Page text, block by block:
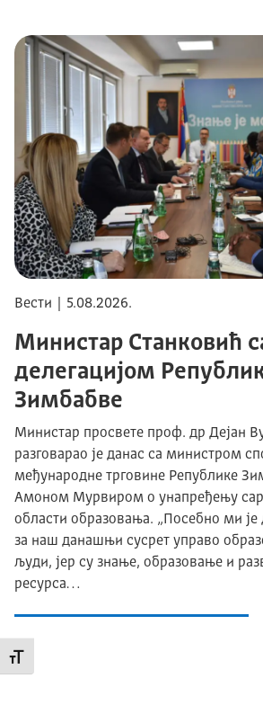
Промени величину слова
Вести | 5.08.2026.
Министар Станковић
делегацијом
Зимбабве
Министар просвете проф. др Дејан
разговарао је данас са министром
међународне трговине Републике
Амоном Мурвиром о унапређењу
области образовања. „Посебно ми је
за наш данашњи сусрет управо
људи, јер су знање, образовање и
ресурса…